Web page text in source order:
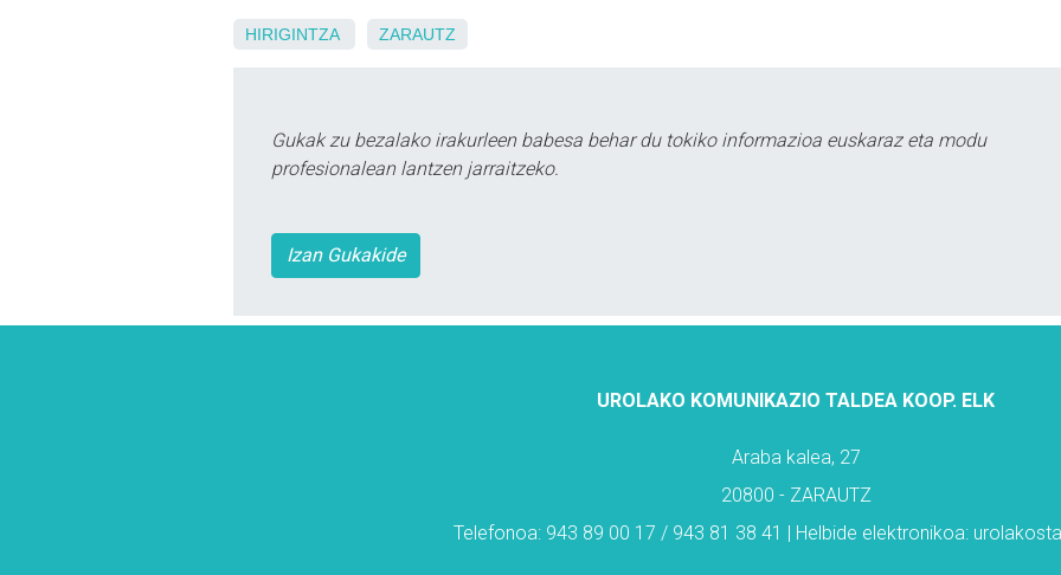
HIRIGINTZA ZARAUTZ
Gukak zu bezalako irakurleen babesa behar du tokiko informazioa euskaraz eta modu
profesionalean lantzen jarraitzeko.
Izan Gukakide
UROLAKO KOMUNIKAZIO TALDEA KOOP. ELK
Araba kalea, 27
20800 - ZARAUTZ
Telefonoa: 943 89 00 17 / 943 81 38 41 | Helbide elektronikoa: